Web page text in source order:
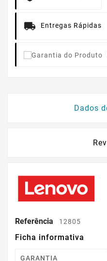
Entregas Rápidas
Dados
Referência 12805
Ficha informativa
GARANTIA